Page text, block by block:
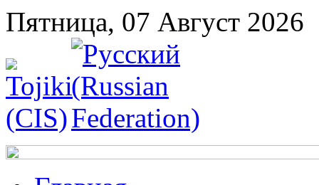
Пятница, 07 Август 2026